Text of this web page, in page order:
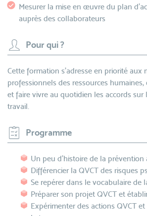
Mesurer la mise en œuvre du plan
auprès des collaborateurs
Pour qui ?
Cette formation s’adresse en priorité aux
professionnels des ressources
et faire vivre au quotidien les accords sur
travail.
Programme
Un peu d’histoire de la prévention
Différencier la QVCT des risques
Se repérer dans le vocabulaire de
Préparer son projet QVCT et
Expérimenter des actions QVCT